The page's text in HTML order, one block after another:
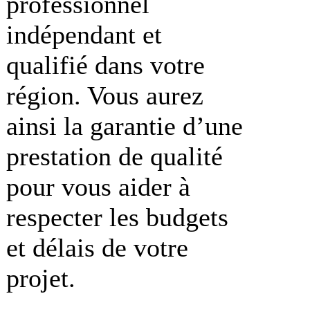
indépendant et
qualifié dans votre
région. Vous aurez
ainsi la garantie d’une
prestation de qualité
pour vous aider à
respecter les budgets
et délais de votre
projet.